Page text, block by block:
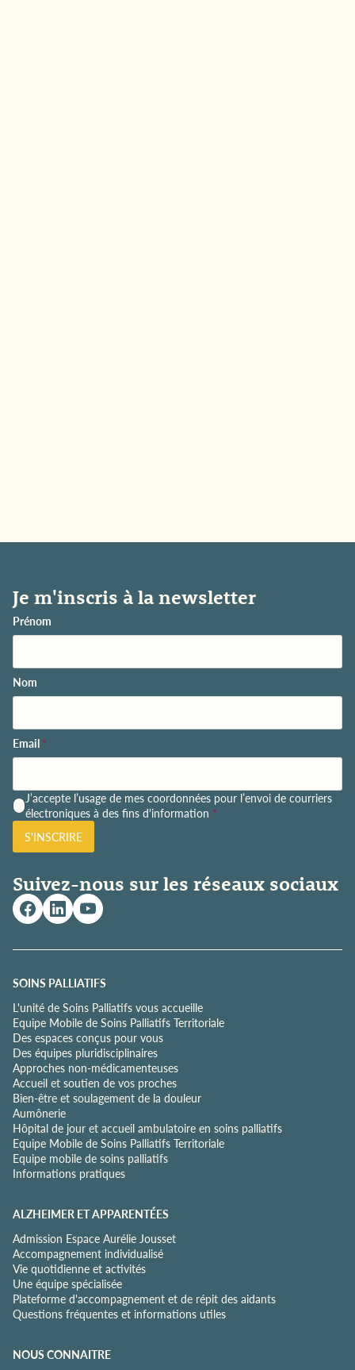
Je m'inscris à la newsletter
Prénom
Nom
Email *
P
o
l
t
q
u
e
e
o
f
i
d
e
n
t
i
a
l
i
t
é
J’accepte l’usage de mes coordonnées pour l’envoi de courriers
électroniques à des fins d'information *
S'INSCRIRE
Suivez-nous sur les réseaux sociaux
SOINS PALLIATIFS
L'unité de Soins Palliatifs vous accueille
Equipe Mobile de Soins Palliatifs Territoriale
Des espaces conçus pour vous
Des équipes pluridisciplinaires
Approches non-médicamenteuses
Accueil et soutien de vos proches
Bien-être et soulagement de la douleur
Aumônerie
Hôpital de jour et accueil ambulatoire en soins palliatifs
Equipe Mobile de Soins Palliatifs Territoriale
Equipe mobile de soins palliatifs
Informations pratiques
ALZHEIMER ET APPARENTÉES
Admission Espace Aurélie Jousset
Accompagnement individualisé
Vie quotidienne et activités
Une équipe spécialisée
Plateforme d'accompagnement et de répit des aidants
Questions fréquentes et informations utiles
NOUS CONNAITRE